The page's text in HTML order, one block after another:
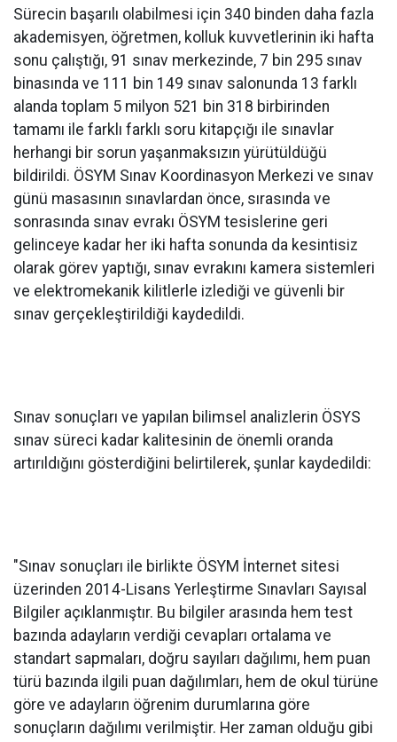
Sürecin başarılı olabilmesi için 340 binden daha fazla
akademisyen, öğretmen, kolluk kuvvetlerinin iki hafta
sonu çalıştığı, 91 sınav merkezinde, 7 bin 295 sınav
binasında ve 111 bin 149 sınav salonunda 13 farklı
alanda toplam 5 milyon 521 bin 318 birbirinden
tamamı ile farklı farklı soru kitapçığı ile sınavlar
herhangi bir sorun yaşanmaksızın yürütüldüğü
bildirildi. ÖSYM Sınav Koordinasyon Merkezi ve sınav
günü masasının sınavlardan önce, sırasında ve
sonrasında sınav evrakı ÖSYM tesislerine geri
gelinceye kadar her iki hafta sonunda da kesintisiz
olarak görev yaptığı, sınav evrakını kamera sistemleri
ve elektromekanik kilitlerle izlediği ve güvenli bir
sınav gerçekleştirildiği kaydedildi.
Sınav sonuçları ve yapılan bilimsel analizlerin ÖSYS
sınav süreci kadar kalitesinin de önemli oranda
artırıldığını gösterdiğini belirtilerek, şunlar kaydedildi:
"Sınav sonuçları ile birlikte ÖSYM İnternet sitesi
üzerinden 2014-Lisans Yerleştirme Sınavları Sayısal
Bilgiler açıklanmıştır. Bu bilgiler arasında hem test
bazında adayların verdiği cevapları ortalama ve
standart sapmaları, doğru sayıları dağılımı, hem puan
türü bazında ilgili puan dağılımları, hem de okul türüne
göre ve adayların öğrenim durumlarına göre
sonuçların dağılımı verilmiştir. Her zaman olduğu gibi